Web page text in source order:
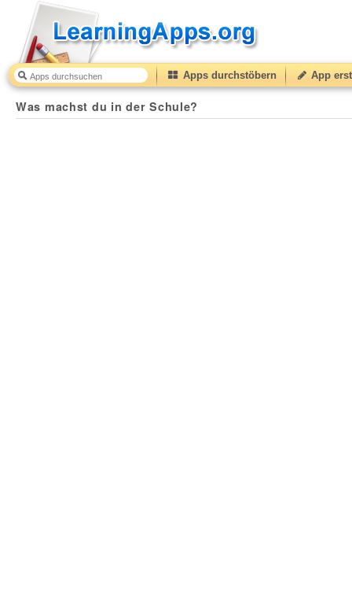
Apps durchstöbern App
Was machst du in der Schule?